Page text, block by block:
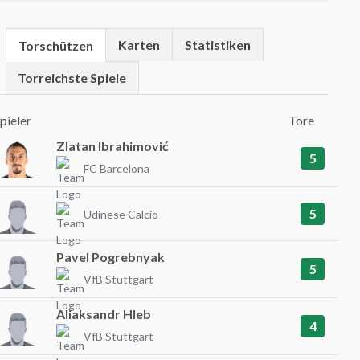
Torschützen Karten Statistiken
Torreichste Spiele
Tore
Zlatan Ibrahimović
FC Barcelona
5
Udinese Calcio 5
Pavel Pogrebnyak
VfB Stuttgart
5
Aliaksandr Hleb
VfB Stuttgart
4